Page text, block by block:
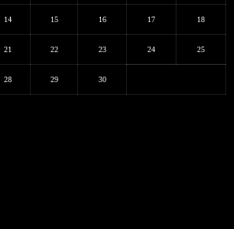
14 15 16 17 18
21 22 23 24 25
28 29 30